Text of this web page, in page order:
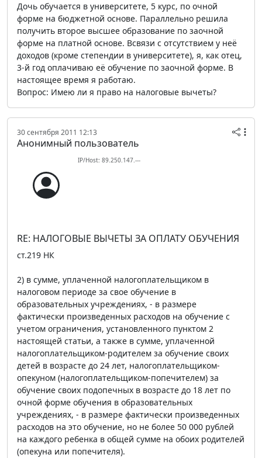
Дочь обучается в университете, 5 курс, по очной
форме на бюджетной основе. Параллельно решила
получить второе высшее образование по заочной
форме на платной основе. Всвязи с отсутствием у неё
доходов (кроме степендии в университете), я, как отец,
3-й год оплачиваю её обучение по заочной форме. В
настоящее время я работаю.
Вопрос: Имею ли я право на налоговые вычеты?
30 сентября 2011 12:13
Анонимный пользователь
IP/Host: 89.250.147.---
RE: НАЛОГОВЫЕ ВЫЧЕТЫ ЗА ОПЛАТУ ОБУЧЕНИЯ
ст.219 НК
2) в сумме, уплаченной налогоплательщиком в
налоговом периоде за свое обучение в
образовательных учреждениях, - в размере
фактически произведенных расходов на обучение с
учетом ограничения, установленного пунктом 2
настоящей статьи, а также в сумме, уплаченной
налогоплательщиком-родителем за обучение своих
детей в возрасте до 24 лет, налогоплательщиком-
опекуном (налогоплательщиком-попечителем) за
обучение своих подопечных в возрасте до 18 лет по
очной форме обучения в образовательных
учреждениях, - в размере фактически произведенных
расходов на это обучение, но не более 50 000 рублей
на каждого ребенка в общей сумме на обоих родителей
(опекуна или попечителя).